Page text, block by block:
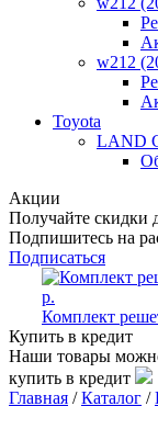
w212
Toyota
LAND
Акции
Получайте скидки
Подпишитесь на
Подписаться
Комплект
Купить в кредит
Наши товары
купить в кредит
Главная /Каталог /